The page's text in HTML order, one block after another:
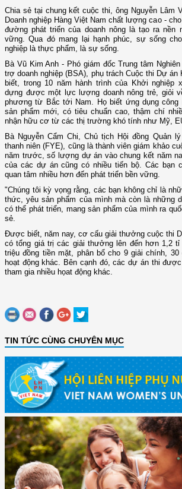
Chia sẻ tại chung kết cuộc thi, ông Nguyễn Lâm
Doanh nghiệp Hàng Việt Nam chất lượng cao -
đường phát triển của doanh nông là tạo ra nền
vững. Qua đó mang lại hạnh phúc, sự sống
nghiệp là thực phẩm, là sự sống.
Bà Vũ Kim Anh - Phó giám đốc Trung tâm
trợ doanh nghiệp (BSA), phụ trách Cuộc thi Dự án
biết, trong 10 năm hành trình của Khởi nghiệp
dựng được một lực lượng doanh nông trẻ, giỏi
phương từ Bắc tới Nam. Họ biết ứng dụng công
sản phẩm mới, có tiêu chuẩn cao, thậm chí
nhận hữu cơ từ các thị trường khó tính như Mỹ,
Bà Nguyễn Cẩm Chi, Chủ tịch Hội đồng Quản
thanh niên (FYE), cũng là thành viên giám khảo
năm trước, số lượng dự án vào chung kết năm
của các dự án cũng có nhiều tiến bộ. Các bạn
quan tâm nhiều hơn đến phát triển bền vững.
"Chúng tôi kỳ vọng rằng, các bạn không chỉ là
thức, yêu sản phẩm của mình mà còn là những
có thể phát triển, mang sản phẩm của mình ra
sẻ.
Được biết, năm nay, cơ cấu giải thưởng cuộc thi
có tổng giá trị các giải thưởng lên đến hơn 1,2 tỉ
triệu đồng tiền mặt, phân bổ cho 9 giải chính,
hoạt động khác. Bên cạnh đó, các dự án thi
tham gia nhiều họat động khác.
TIN TỨC CÙNG CHUYÊN MỤC